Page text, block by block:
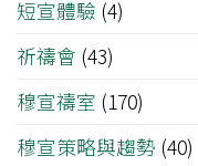
短宣體驗 (4)
祈禱會 (43)
穆宣禱室 (170)
穆宣策略與趨勢 (40)